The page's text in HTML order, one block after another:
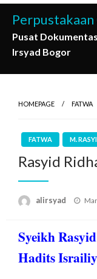
Skip
content
Pusat
Irsyad Bogor
HOMEPAGE FATWA
FATWA M.
Rasyid
alirsyad
Syeikh
Hadits